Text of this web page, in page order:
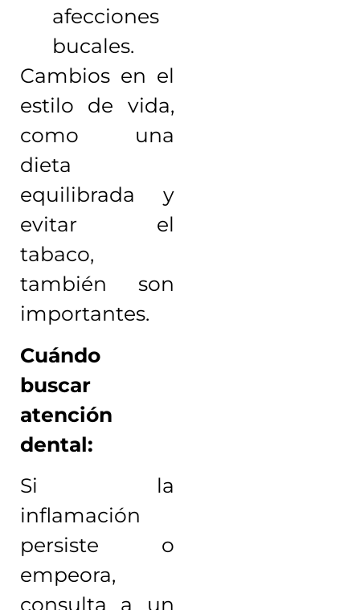
afecciones
bucales.
Cambios en el
estilo de vida,
como una
dieta
equilibrada y
evitar el
tabaco,
también son
importantes.
Cuándo
buscar
atención
dental:
Si la
inflamación
persiste o
empeora,
consulta a un